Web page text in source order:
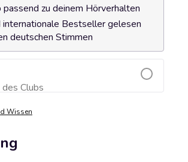
zu deinem Hörverhalten
internationale Bestseller gelesen
deutschen Stimmen
Clubs
Warenkorb hinzufügen
Wissen